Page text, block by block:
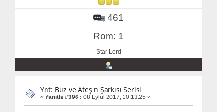
461
Rom: 1
Star-Lord
Ynt: Buz ve Ateşin Şarkısı Serisi
« Yanıtla #396 : 08 Eylül 2017, 10:13:25 »